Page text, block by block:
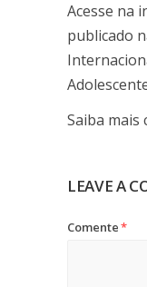
Acesse na
publicado
Saiba mais
LEAVE A
Comente*